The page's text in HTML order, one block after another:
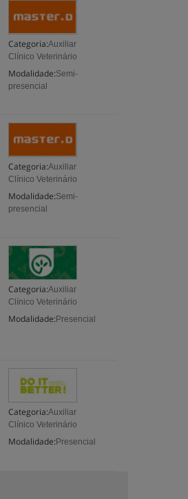
Categoria:Auxiliar
Clínico Veterinário
Modalidade:Semi-
presencial
Categoria:Auxiliar
Clínico Veterinário
Modalidade:Semi-
presencial
Categoria:Auxiliar
Clínico Veterinário
Modalidade: Presencial
Categoria:Auxiliar
Clínico Veterinário
Modalidade: Presencial